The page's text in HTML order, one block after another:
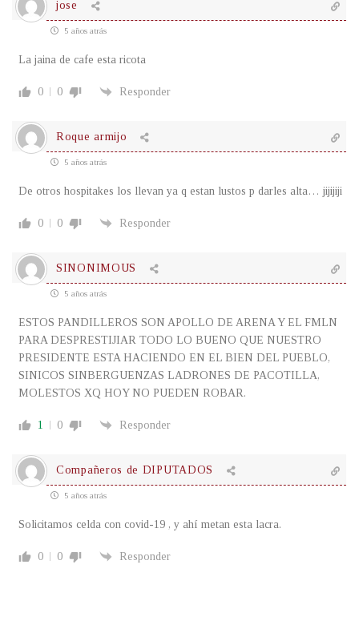
jose
5 años atrás
La jaina de cafe esta ricota
0 0 Responder
Roque armijo
5 años atrás
De otros hospitakes los llevan ya q estan lustos p darles alta… jijijiji
0 0 Responder
SINONIMOUS
5 años atrás
ESTOS PANDILLEROS SON APOLLO DE ARENA Y EL FMLN
PARA DESPRESTIJIAR TODO LO BUENO QUE NUESTRO
PRESIDENTE ESTA HACIENDO EN EL BIEN DEL PUEBLO,
SINICOS SINBERGUENZAS LADRONES DE PACOTILLA,
MOLESTOS XQ HOY NO PUEDEN ROBAR.
1 0 Responder
Compañeros de DIPUTADOS
5 años atrás
Solicitamos celda con covid-19 , y ahí metan esta lacra.
0 0 Responder